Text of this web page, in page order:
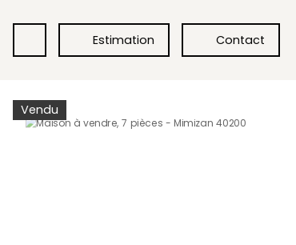
Estimation Contact
Vendu